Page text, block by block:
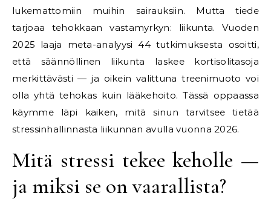
lukemattomiin muihin sairauksiin. Mutta tiede
tarjoaa tehokkaan vastamyrkyn: liikunta. Vuoden
2025 laaja meta-analyysi 44 tutkimuksesta osoitti,
että säännöllinen liikunta laskee kortisolitasoja
merkittävästi — ja oikein valittuna treenimuoto voi
olla yhtä tehokas kuin lääkehoito. Tässä oppaassa
käymme läpi kaiken, mitä sinun tarvitsee tietää
stressinhallinnasta liikunnan avulla vuonna 2026.
Mitä stressi tekee keholle —
ja miksi se on vaarallista?